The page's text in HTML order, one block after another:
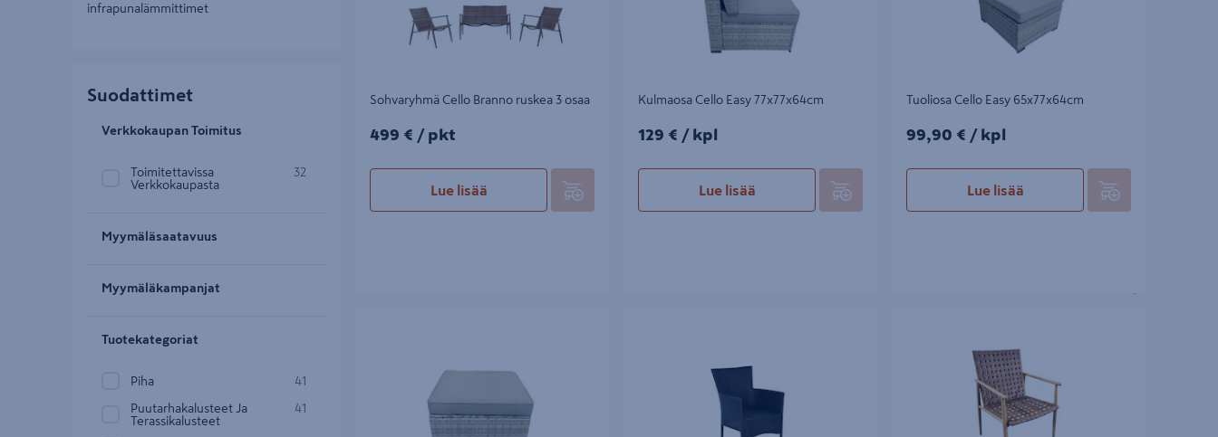
infrapunalämmittimet
Suodattimet
Verkkokaupan Toimitus
Toimitettavissa
Verkkokaupasta
32
Myymäläsaatavuus
Myymäläkampanjat
Tuotekategoriat
Piha 41
Puutarhakalusteet Ja
Terassikalusteet
41
Sohvaryhmä Cello Branno ruskea 3 osaa
499€/pkt
499 € / pkt
Lue lisää
Kulmaosa Cello Easy 77x77x64cm
129€/kpl
129 € / kpl
Lue lisää
Tuoliosa Cello Easy 65x77x64cm
99,90€/kpl
99,90 € / kpl
Lue lisää